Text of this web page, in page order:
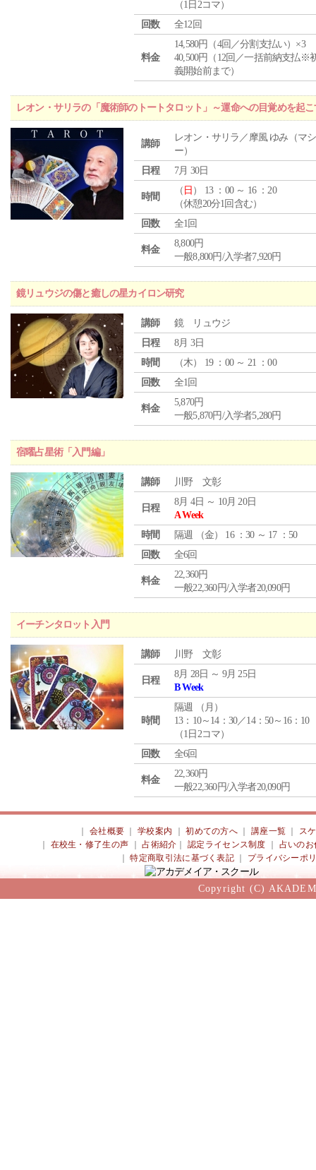
（1日2コマ）
回数
全12回
料金
14,580円（4回／分割支払い）×3
40,500円（12回／一括前納支払※
義開始前まで）
レオン・サリラの「魔術師のトートタロット」～運命への目覚めを起
講師
レオン・サリラ／摩風 ゆみ（マ
ー）
日程
7月 30日
時間
（ 日 ） 13 ：00 ～ 16 ：20
（休憩20分1回含む）
回数
全1回
料金
8,800円
一般8,800円/入学者7,920円
鏡リュウジの傷と癒しの星カイロン研究
講師
鏡 リュウジ
日程
8月 3日
時間
（木） 19 ：00 ～ 21 ：00
回数
全1回
料金
5,870円
一般5,870円/入学者5,280円
宿曜占星術「入門編」
講師 川野 文彰
日程
8月 4日 ～ 10月 20日
A Week
時間
隔週 （金） 16 ：30 ～ 17 ：50
回数
全6回
料金
22,360円
一般22,360円/入学者20,090円
イーチンタロット入門
講師 川野 文彰
日程
8月 28日 ～ 9月 25日
B Week
時間
隔週 （ 月 ）
13：10～14：30／14：50～16：10
（1日2コマ）
回数
全6回
料金
22,360円
一般22,360円/入学者20,090円
会社概要 ｜学校案内 ｜初めての方へ 講座一覧
ス
在校生・修了生の声 ｜占術紹介 ｜認定ライセンス制度
占いのお
｜特定商取引法に基づく表記 プライバシーポ
Copyright (C)